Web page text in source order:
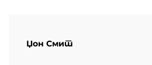
Џон Смит